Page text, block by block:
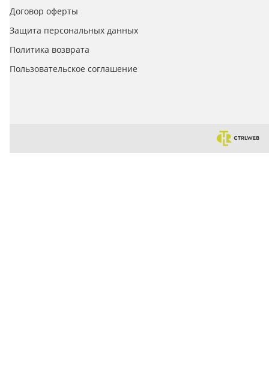
Договор оферты
Защита персональных данных
Политика возврата
Пользовательское соглашение